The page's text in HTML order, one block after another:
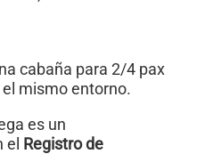
cabaña para 2/4 pax
mismo entorno.
es un
el Registro de